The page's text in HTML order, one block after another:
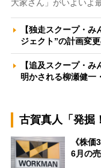
大家さん」がいよいよ
【独走スクープ・
ジェクト”の計画変
【追及スクープ・
明かされる柳瀬健一
古賀真人「発掘
《株
6月の